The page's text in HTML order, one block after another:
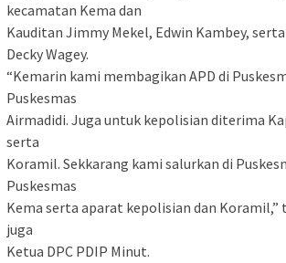
kecamatan Kema dan
Kauditan Jimmy Mekel, Edwin Kambey,
Decky Wagey.
“Kemarin kami membagikan APD di
Puskesmas
Airmadidi. Juga untuk kepolisian diterima
serta
Koramil. Sekkarang kami salurkan di
Puskesmas
Kema serta aparat kepolisian dan
juga
Ketua DPC PDIP Minut.